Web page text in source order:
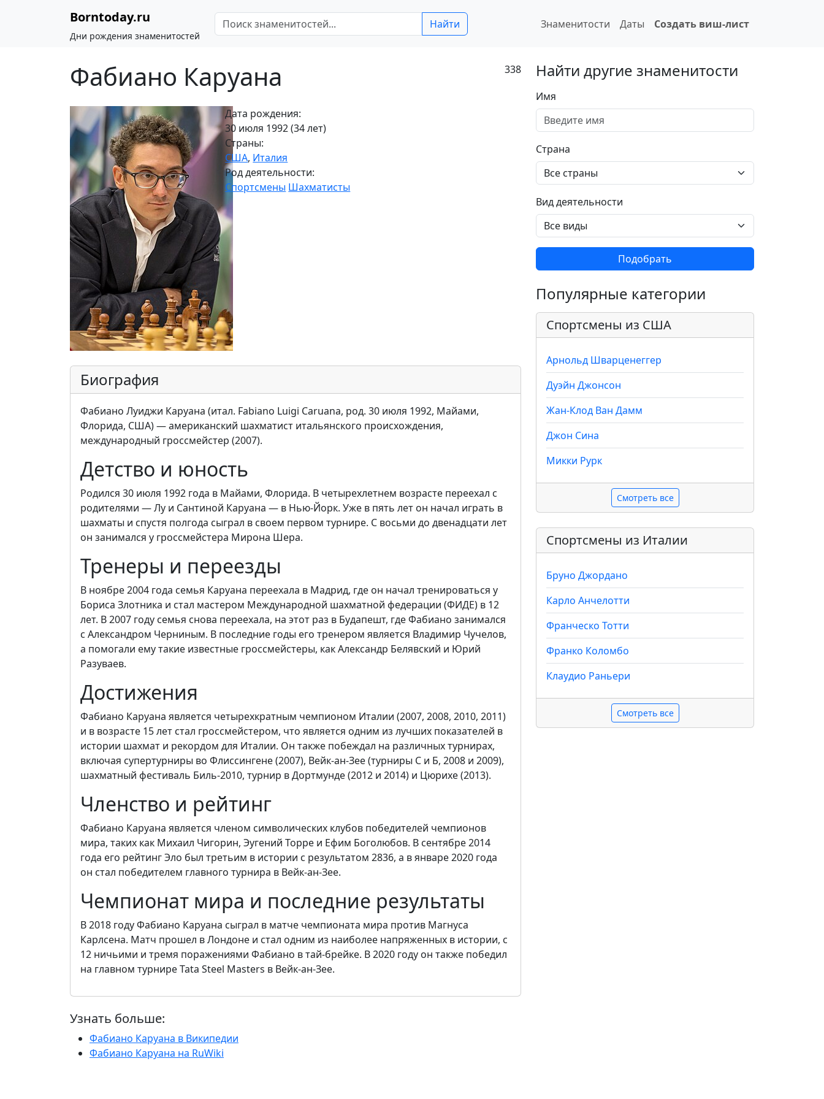
Borntoday.ru
Дни рождения знаменитостей
Найти Знаменитости Даты Создать виш-лист
Фабиано Каруана 338
Дата рождения:
30 июля 1992 (34 лет)
Страны:
США, Италия
Род деятельности:
Спортсмены Шахматисты
Биография
Фабиано Луиджи Каруана (итал. Fabiano Luigi Caruana, род. 30 июля 1992, Майами,
Флорида, США) — американский шахматист итальянского происхождения,
международный гроссмейстер (2007).
Детство и юность
Родился 30 июля 1992 года в Майами, Флорида. В четырехлетнем возрасте переехал с
родителями — Лу и Сантиной Каруана — в Нью-Йорк. Уже в пять лет он начал играть в
шахматы и спустя полгода сыграл в своем первом турнире. С восьми до двенадцати лет
он занимался у гроссмейстера Мирона Шера.
Тренеры и переезды
В ноябре 2004 года семья Каруана переехала в Мадрид, где он начал тренироваться у
Бориса Злотника и стал мастером Международной шахматной федерации (ФИДЕ) в 12
лет. В 2007 году семья снова переехала, на этот раз в Будапешт, где Фабиано занимался
с Александром Черниным. В последние годы его тренером является Владимир Чучелов,
а помогали ему такие известные гроссмейстеры, как Александр Белявский и Юрий
Разуваев.
Достижения
Фабиано Каруана является четырехкратным чемпионом Италии (2007, 2008, 2010, 2011)
и в возрасте 15 лет стал гроссмейстером, что является одним из лучших показателей в
истории шахмат и рекордом для Италии. Он также побеждал на различных турнирах,
включая супертурниры во Флиссингене (2007), Вейк-ан-Зее (турниры С и Б, 2008 и 2009),
шахматный фестиваль Биль-2010, турнир в Дортмунде (2012 и 2014) и Цюрихе (2013).
Членство и рейтинг
Фабиано Каруана является членом символических клубов победителей чемпионов
мира, таких как Михаил Чигорин, Эугений Торре и Ефим Боголюбов. В сентябре 2014
года его рейтинг Эло был третьим в истории с результатом 2836, а в январе 2020 года
он стал победителем главного турнира в Вейк-ан-Зее.
Чемпионат мира и последние результаты
В 2018 году Фабиано Каруана сыграл в матче чемпионата мира против Магнуса
Карлсена. Матч прошел в Лондоне и стал одним из наиболее напряженных в истории, с
12 ничьими и тремя поражениями Фабиано в тай-брейке. В 2020 году он также победил
на главном турнире Tata Steel Masters в Вейк-ан-Зее.
Узнать больше:
Фабиано Каруана в Википедии
Фабиано Каруана на RuWiki
Найти другие знаменитости
Имя
Страна
Вид деятельности
Подобрать
Популярные категории
Спортсмены из США
Арнольд Шварценеггер
Дуэйн Джонсон
Жан-Клод Ван Дамм
Джон Сина
Микки Рурк
Смотреть все
Спортсмены из Италии
Бруно Джордано
Карло Анчелотти
Франческо Тотти
Франко Коломбо
Клаудио Раньери
Смотреть все